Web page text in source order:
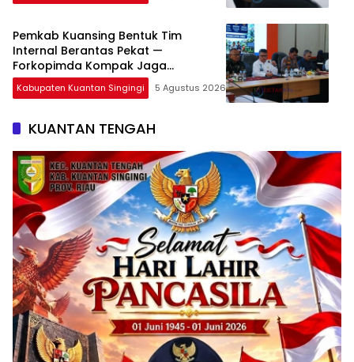
Pemkab Kuansing Bentuk Tim
Internal Berantas Pekat —
Forkopimda Kompak Jaga
Keamanan Daerah
Kabupaten Kuantan Singingi 5 Agustus 2026
KUANTAN TENGAH